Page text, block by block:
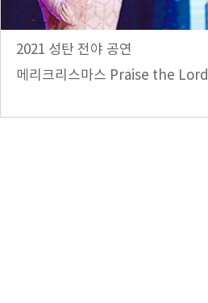
2021 성탄 전야 공연
메리크리스마스 Praise the Lord